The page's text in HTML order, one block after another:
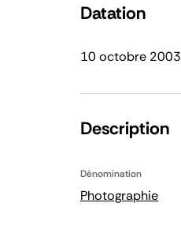
Datation
10 octobre 2003
Description
Dénomination
Photographie